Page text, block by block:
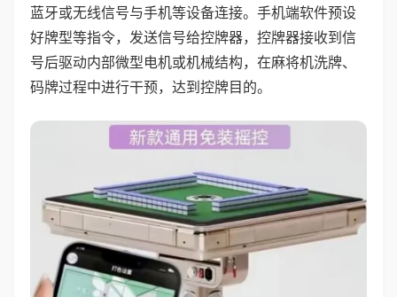
蓝牙或无线信号与手机等设备连接。手机端软件预设
好牌型等指令，发送信号给控牌器，控牌器接收到信
号后驱动内部微型电机或机械结构，在麻将机洗牌、
码牌过程中进行干预，达到控牌目的。